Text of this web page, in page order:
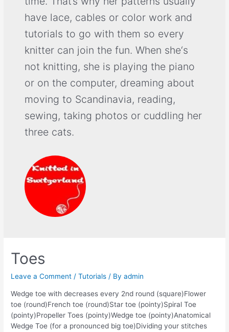
have lace, cables or color work and
tutorials to go with them so every
knitter can join the fun. When she‘s
not knitting, she is playing the piano
or on the computer, dreaming about
moving to Scandinavia, reading,
sewing, taking photos or cuddling her
three cats.
Toes
Leave a Comment /Tutorials / Byadmin
Wedge toe with decreases every 2nd round (square)Flower
toe (round)French toe (round)Star toe (pointy)Spiral Toe
(pointy)Propeller Toes (pointy)Wedge toe (pointy)Anatomical
Wedge Toe (for a pronounced big toe)Dividing your stitches